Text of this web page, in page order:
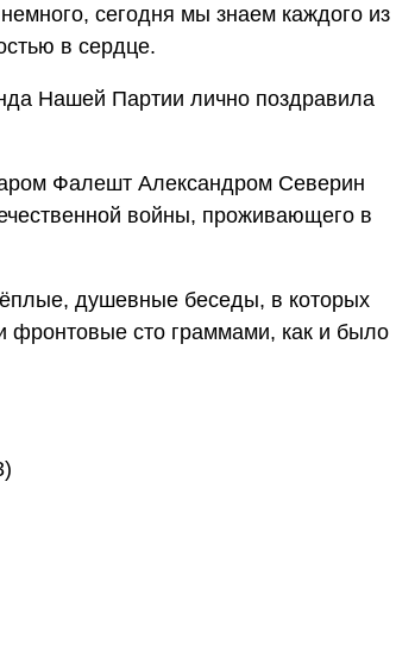
сегодня мы знаем каждого из
в сердце.
Нашей Партии лично поздравила
Фалешт Александром Северин
войны, проживающего в
душевные беседы, в которых
фронтовые сто граммами, как и было